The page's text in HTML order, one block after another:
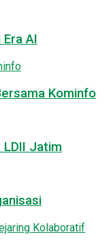
AI
Kominfo
Jatim